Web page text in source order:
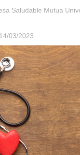
Saludable Mutua
03/2023